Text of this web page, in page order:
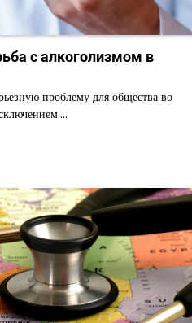
с алкоголизмом в
проблему для общества во